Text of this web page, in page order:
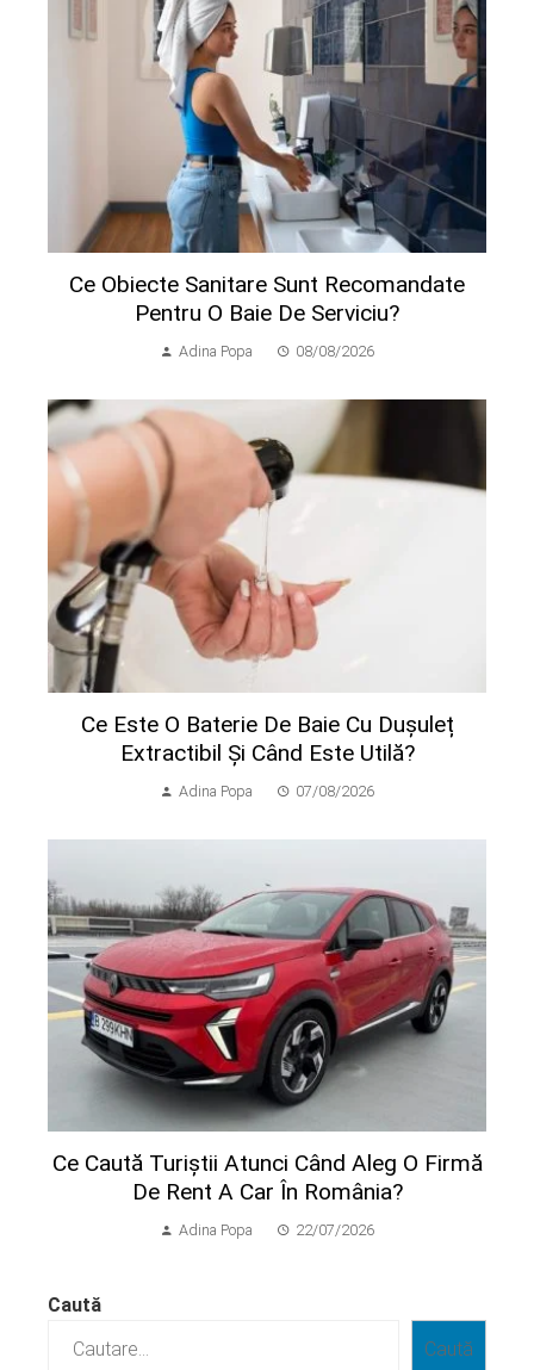
Ce Obiecte Sanitare Sunt Recomandate
Pentru O Baie De Serviciu?
Adina Popa 08/08/2026
Ce Este O Baterie De Baie Cu Dușuleț
Extractibil Și Când Este Utilă?
Adina Popa 07/08/2026
Ce Caută Turiștii Atunci Când Aleg O Firmă
De Rent A Car În România?
Adina Popa 22/07/2026
Caută
Caută